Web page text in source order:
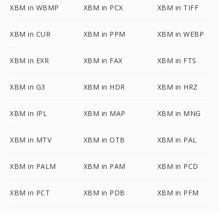
XBM in WBMP XBM in PCX XBM in TIFF
XBM in CUR XBM in PPM XBM in WEBP
XBM in EXR XBM in FAX XBM in FTS
XBM in G3 XBM in HDR XBM in HRZ
XBM in IPL XBM in MAP XBM in MNG
XBM in MTV XBM in OTB XBM in PAL
XBM in PALM XBM in PAM XBM in PCD
XBM in PCT XBM in PDB XBM in PFM